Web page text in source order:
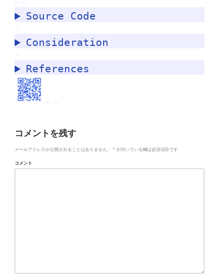
*/ //
Source Code
//
Consideration
/*
References
*/ //
コメントを残す
メールアドレスが公開されることはありません。 * が付いている欄は必須項目です
コメント